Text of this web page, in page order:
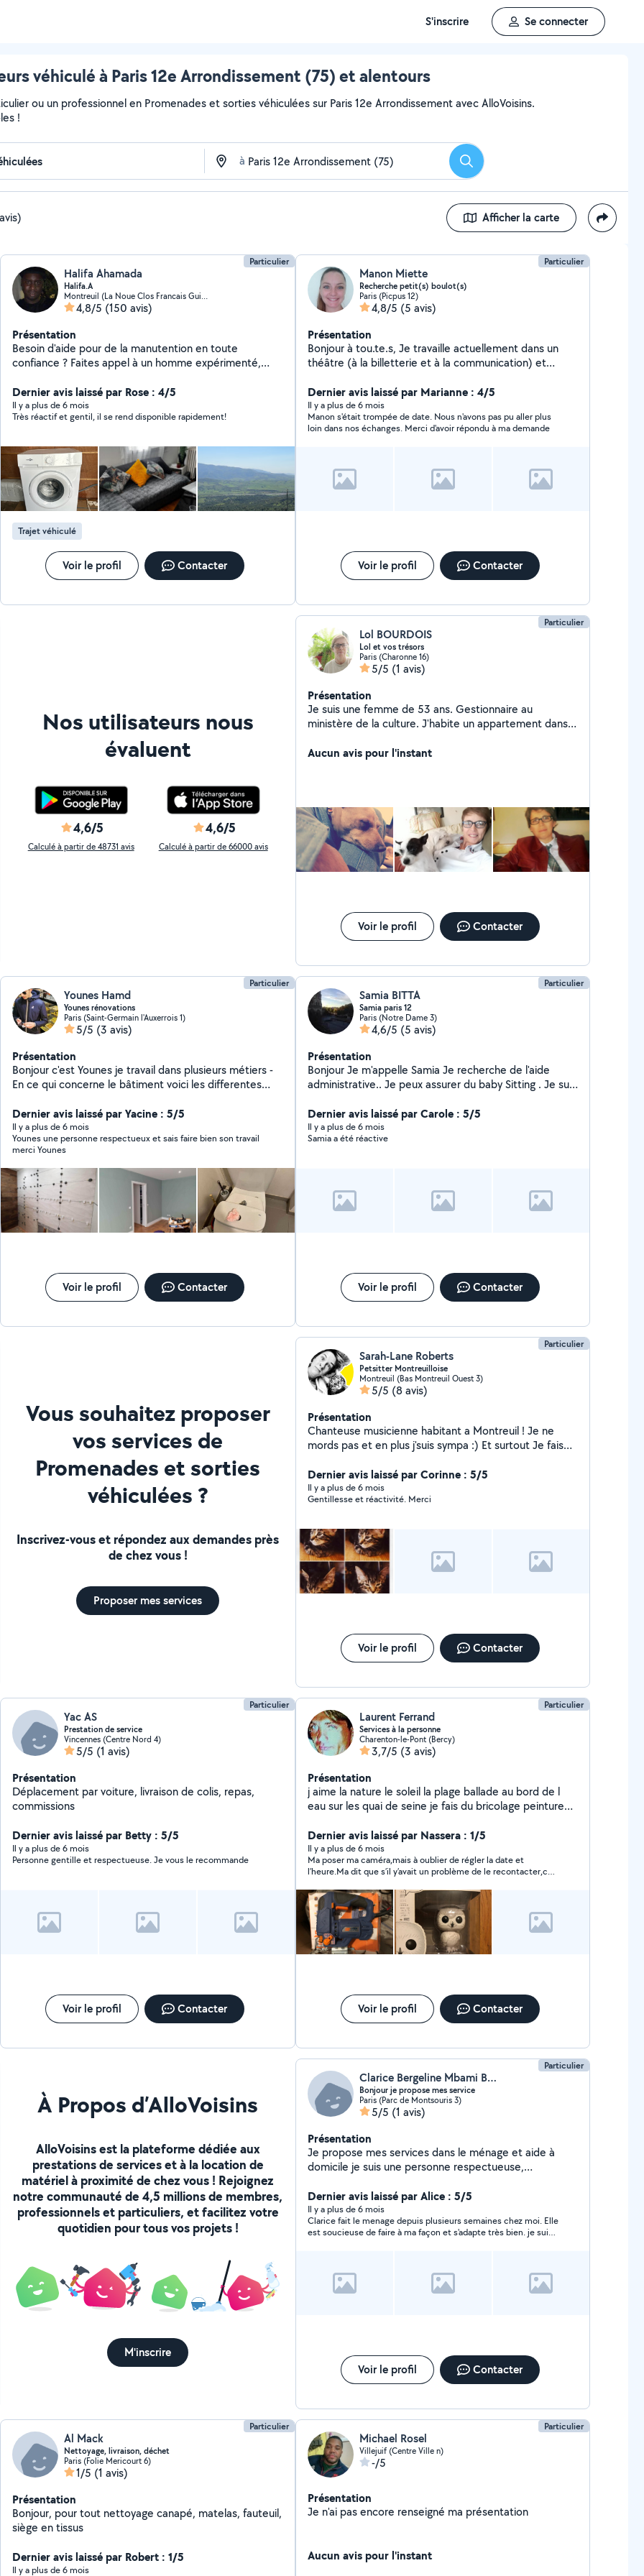
S'inscrire Se connecter
véhiculé à Paris 12e Arrondissement (75) et alentours
ou un professionnel en Promenades et sorties véhiculées sur Paris 12e Arrondissement avec AlloVoisins.
!
à Rechercher
Afficher la carte
Particulier
Halifa Ahamada
Halifa.A
Montreuil (La Noue Clos Francais Guilands 4)
4,8/5 (150 avis)
Présentation
Besoin d'aide pour de la manutention en toute
confiance ? Faites appel à un homme expérimenté,
avec sérieux, efficacité et soin. Objets fragiles,
meubles lourds je m'occupe de tout. Respect des
délais, matériel adapté, service personnalisé : votre
Dernier avis laissé par Rose : 4/5
Il y a plus de 6 mois
Très réactif et gentil, il se rend disponible rapidement!
Trajet véhiculé
Voir le profil Contacter
Particulier
Manon Miette
Recherche petit(s) boulot(s)
Paris (Picpus 12)
4,8/5 (5 avis)
Présentation
Bonjour à tou.te.s, Je travaille actuellement dans un
théâtre (à la billetterie et à la communication) et
quelques services à rendre. Je peux m'occuper de
garder des enfants (expériences +++), de vous créer
des outils de communication (flyers, affiches, cartes de
visites, couverture de book etc.) (expériences +++), ou
pas à me contacter :).
Dernier avis laissé par Marianne : 4/5
Il y a plus de 6 mois
Manon s'était trompée de date. Nous n'avons pas pu aller plus
loin dans nos échanges. Merci d'avoir répondu à ma demande
Voir le profil Contacter
Nos utilisateurs nous
évaluent
4,6/5
Calculé à partir de 48731 avis
4,6/5
Calculé à partir de 66000 avis
Particulier
Lol BOURDOIS
Lol et vos trésors
Paris (Charonne 16)
5/5 (1 avis)
Présentation
Je suis une femme de 53 ans. Gestionnaire au
ministère de la culture. J'habite un appartement dans
chihuahua de 4 ans nommée Grâçy. Je suis très
Aucun avis pour l'instant
Voir le profil Contacter
Particulier
Younes Hamd
Younes rénovations
Paris (Saint-Germain l'Auxerrois 1)
5/5 (3 avis)
Présentation
Bonjour c'est Younes je travail dans plusieurs métiers -
En ce qui concerne le bâtiment voici les differentes
générale - Carrelage -Pose de placo -Enduit partiel ou
general -Rebouchage,gros,fin et ponçage -Pose de
Parquet stratifié , lino , rénovation -Peinture mat, satin.
acrylique -Papiers peints -Toile de verre Autres travaux
sur demande Travail propre et soigné
Dernier avis laissé par Yacine : 5/5
Il y a plus de 6 mois
Younes une personne respectueux et sais faire bien son travail
merci Younes
Voir le profil Contacter
Particulier
Samia BITTA
Samia paris 12
Paris (Notre Dame 3)
4,6/5 (5 avis)
Présentation
Bonjour Je m'appelle Samia Je recherche de l'aide
administrative.. Je peux assurer du baby Sitting . Je suis
à votre domicile. Je peux assurer du dog sitting . Je
peux également conduire une voiture et un 22 M3.
Merci
Dernier avis laissé par Carole : 5/5
Il y a plus de 6 mois
Samia a été réactive
Voir le profil Contacter
Vous souhaitez proposer
vos services de
Promenades et sorties
véhiculées ?
Inscrivez-vous et répondez aux demandes près
de chez vous !
Proposer mes services
Particulier
Sarah-Lane Roberts
Petsitter Montreuilloise
Montreuil (Bas Montreuil Ouest 3)
5/5 (8 avis)
Présentation
Chanteuse musicienne habitant a Montreuil ! Je ne
mords pas et en plus j'suis sympa :) Et surtout Je fais
me suis occupé de chiens, chats, cochons D'inde,
lapins, furets depuis plus de 6ans ! PAS DE GARDES
D'ANIMAUX CHEZ MOI !
Dernier avis laissé par Corinne : 5/5
Il y a plus de 6 mois
Gentillesse et réactivité. Merci
Voir le profil Contacter
Particulier
Yac AS
Prestation de service
Vincennes (Centre Nord 4)
5/5 (1 avis)
Présentation
Déplacement par voiture, livraison de colis, repas,
commissions
Dernier avis laissé par Betty : 5/5
Il y a plus de 6 mois
Personne gentille et respectueuse. Je vous le recommande
Voir le profil Contacter
Particulier
Laurent Ferrand
Services à la personne
Charenton-le-Pont (Bercy)
3,7/5 (3 avis)
Présentation
j aime la nature le soleil la plage ballade au bord de l
eau sur les quai de seine je fais du bricolage peinture
Dernier avis laissé par Nassera : 1/5
Il y a plus de 6 mois
Ma poser ma caméra,mais à oublier de régler la date et
l’heure.Ma dit que s’il y’avait un problème de le recontacter,ce
plus de nouvelles,donc personne pas sérieuse,je ne
recommande pas.
Voir le profil Contacter
À Propos d’AlloVoisins
AlloVoisins est la plateforme dédiée aux
prestations de services et à la location de
matériel à proximité de chez vous ! Rejoignez
notre communauté de 4,5 millions de membres,
professionnels et particuliers, et facilitez votre
quotidien pour tous vos projets !
M'inscrire
Particulier
Clarice Bergeline Mbami BAKOCMEN
Bonjour je propose mes service
Paris (Parc de Montsouris 3)
5/5 (1 avis)
Présentation
Je propose mes services dans le ménage et aide à
domicile je suis une personne respectueuse,
Dernier avis laissé par Alice : 5/5
Il y a plus de 6 mois
Clarice fait le menage depuis plusieurs semaines chez moi. Elle
est soucieuse de faire à ma façon et s'adapte très bien. je suis
Voir le profil Contacter
Particulier
Al Mack
Nettoyage, livraison, déchet
Paris (Folie Mericourt 6)
1/5 (1 avis)
Présentation
Bonjour, pour tout nettoyage canapé, matelas, fauteuil,
siège en tissus
Dernier avis laissé par Robert : 1/5
Il y a plus de 6 mois
Particulier
Michael Rosel
Villejuif (Centre Ville n)
-/5
Présentation
Je n'ai pas encore renseigné ma présentation
Aucun avis pour l'instant